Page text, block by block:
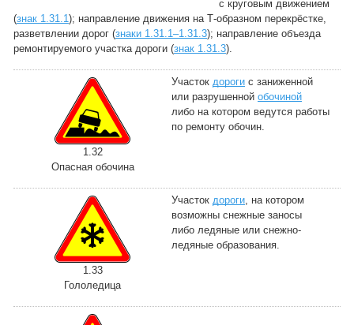
с круговым движением
(знак 1.31.1); направление движения на Т-образном перекрёстке,
разветвлении дорог (знаки 1.31.1–1.31.3); направление объезда
ремонтируемого участка дороги (знак 1.31.3).
1.32
Опасная обочина
Участок дороги с заниженной
или разрушенной обочиной
либо на котором ведутся работы
по ремонту обочин.
1.33
Гололедица
Участок дороги, на котором
возможны снежные заносы
либо ледяные или снежно-
ледяные образования.